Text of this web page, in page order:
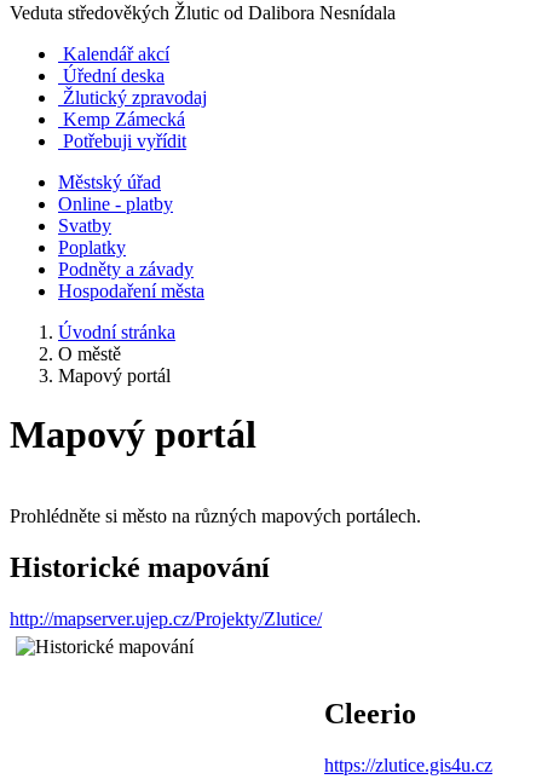
Veduta středověkých Žlutic od Dalibora Nesnídala
Kalendář akcí
Úřední deska
Žlutický zpravodaj
Kemp Zámecká
Potřebuji vyřídit
Městský úřad
Online - platby
Svatby
Poplatky
Podněty a závady
Hospodaření města
Úvodní stránka
O městě
Mapový portál
Mapový portál
Prohlédněte si město na různých mapových portálech.
Historické mapování
http://mapserver.ujep.cz/Projekty/Zlutice/
Cleerio
https://zlutice.gis4u.cz